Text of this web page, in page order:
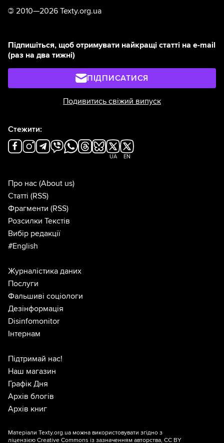
© 2010—2026 Texty.org.ua
Підпишіться, щоб отримувати найкращі статті на e-mail
(раз на два тижні)
ПІДПИСАТИСЯ
Подивитись свіжий випуск
Стежити:
UA EN
Про нас (About us)
Статті (RSS)
Фрагменти (RSS)
Розсилки Текстів
Вибір редакції
#English
Журналістика даних
Послуги
Фальшиві соціологи
Дезінформація
Disinfomonitor
Інтернам
Підтримай нас!
Наш магазин
Графік Дня
Архів блогів
Архів книг
Матеріали Texty.org.ua можна використовувати згідно з
ліцензією Creative Commons із зазначенням авторства, CC BY